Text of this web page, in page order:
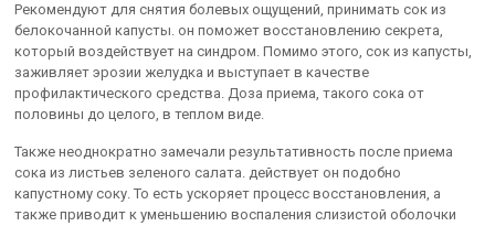
Рекомендуют для снятия болевых ощущений, принимать сок из
белокочанной капусты. он поможет восстановлению секрета,
который воздействует на синдром. Помимо этого, сок из капусты,
заживляет эрозии желудка и выступает в качестве
профилактического средства. Доза приема, такого сока от
половины до целого, в теплом виде.
Также неоднократно замечали результативность после приема
сока из листьев зеленого салата. действует он подобно
капустному соку. То есть ускоряет процесс восстановления, а
также приводит к уменьшению воспаления слизистой оболочки